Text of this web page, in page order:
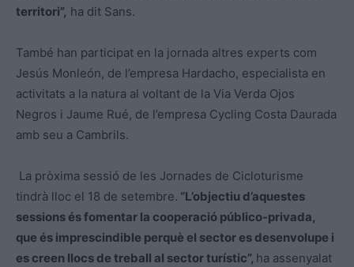
territori”, ha dit Sans.
També han participat en la jornada altres experts com
Jesús Monleón, de l’empresa Hardacho, especialista en
activitats a la natura al voltant de la Via Verda Ojos
Negros i Jaume Rué, de l’empresa Cycling Costa Daurada
amb seu a Cambrils.
La pròxima sessió de les Jornades de Cicloturisme
tindrà lloc el 18 de setembre. “L’objectiu d’aquestes
sessions és fomentar la cooperació público-privada,
que és imprescindible perquè el sector es desenvolupe i
es creen llocs de treball al sector turístic”, ha assenyalat